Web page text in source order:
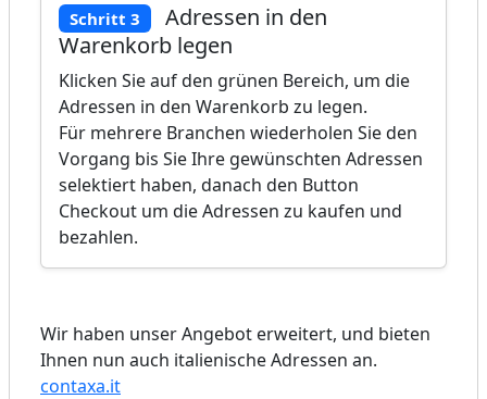
Schritt 3
Adressen in den
Warenkorb legen
Klicken Sie auf den grünen Bereich, um die
Adressen in den Warenkorb zu legen.
Für mehrere Branchen wiederholen Sie den
Vorgang bis Sie Ihre gewünschten Adressen
selektiert haben, danach den Button
Checkout um die Adressen zu kaufen und
bezahlen.
Wir haben unser Angebot erweitert, und bieten
Ihnen nun auch italienische Adressen an.
contaxa.it